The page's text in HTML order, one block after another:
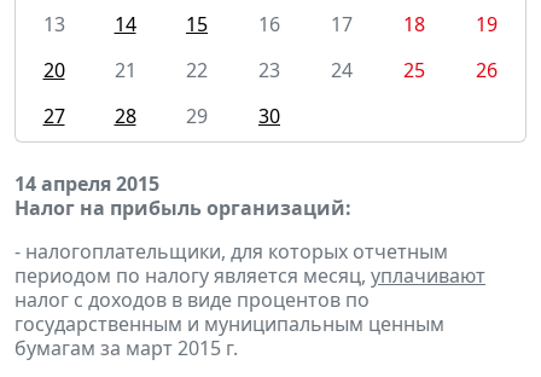
13
14 15 16 17 18
19
20
21 22 23 24 25
26
27
28 29 30
14 апреля 2015
Налог на прибыль организаций:
- налогоплательщики, для которых отчетным
периодом по налогу является месяц, уплачивают
налог с доходов в виде процентов по
государственным и муниципальным ценным
бумагам за март 2015 г.